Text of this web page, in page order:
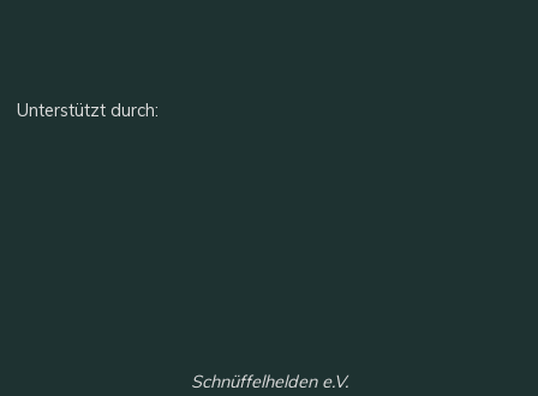
Unterstützt durch:
Schnüffelhelden e.V.